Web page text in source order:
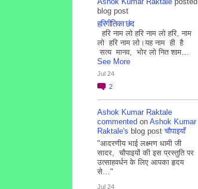
blog post
हरिगीतिका छंद
हरि नाम लो हरि नाम लो हरि, नाम
लो हरि नाम लो।यह नाम ही है
सत्य मानव, भोर लो नित शाम…
See More
Jul 24
2
Ashok Kumar Raktale
commented on Ashok Kumar
Raktale's blog postचौपाइयाँ
"आदरणीय भाई लक्ष्मण धामी जी
सादर, चौपाइयों की इस प्रस्तुति पर
उत्साहवर्धन के लिए आपका हृदय
से…"
Jul 24